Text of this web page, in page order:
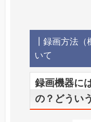
┃録画方法（
いて
録画機器に
の？どうい